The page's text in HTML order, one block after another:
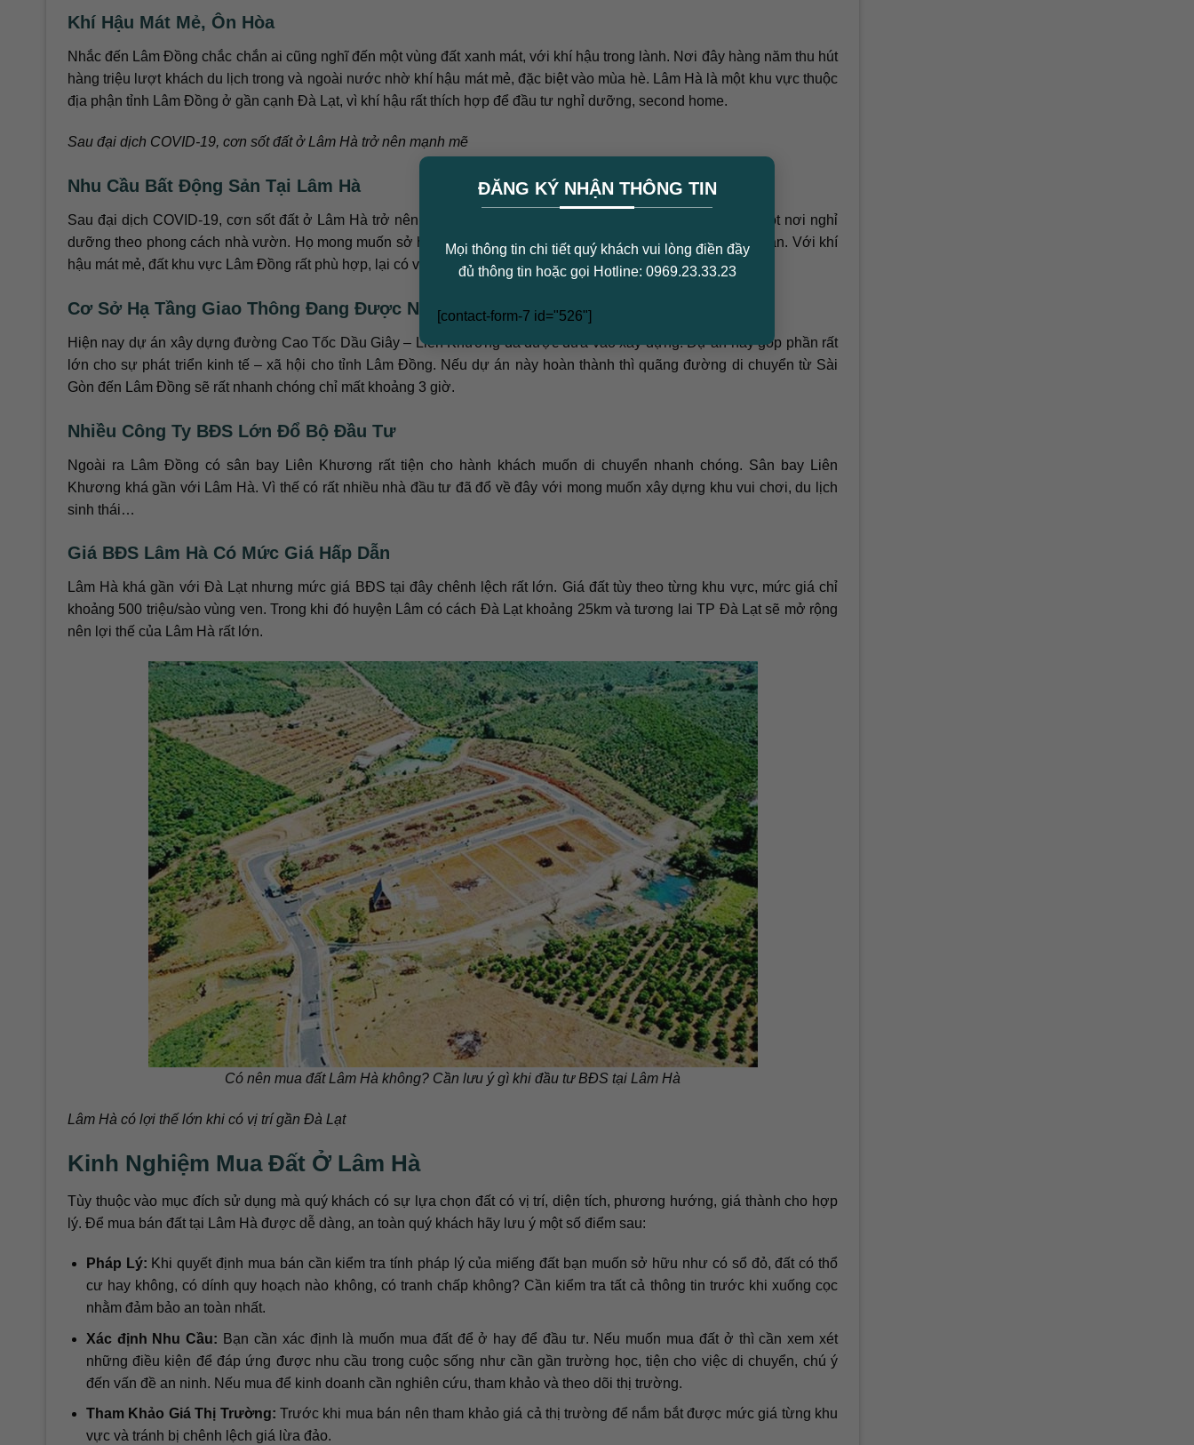
ĐĂNG KÝ NHẬN THÔNG TIN
Mọi thông tin chi tiết quý khách vui lòng điền đầy
đủ thông tin hoặc gọi Hotline: 0969.23.33.23
[contact-form-7 id="526"]
Khí Hậu Mát Mẻ, Ôn Hòa
Nhắc đến Lâm Đồng chắc chắn ai cũng nghĩ đến một vùng đất xanh mát, với khí hậu trong lành. Nơi đây hàng năm thu hút
hàng triệu lượt khách du lịch trong và ngoài nước nhờ khí hậu mát mẻ, đặc biệt vào mùa hè. Lâm Hà là một khu vực thuộc
địa phận tỉnh Lâm Đồng ở gần cạnh Đà Lạt, vì khí hậu rất thích hợp để đầu tư nghỉ dưỡng, second home.
Sau đại dịch COVID-19, cơn sốt đất ở Lâm Hà trở nên mạnh mẽ
Nhu Cầu Bất Động Sản Tại Lâm Hà
Sau đại dịch COVID-19, cơn sốt đất ở Lâm Hà trở nên mạnh mẽ. Người dân ở thành phố có xu hướng tìm một nơi nghỉ
dưỡng theo phong cách nhà vườn. Họ mong muốn sở hữu một ngôi nhà thứ hai để nghỉ ngơi, thư giãn cuối tuần. Với khí
hậu mát mẻ, đất khu vực Lâm Đồng rất phù hợp, lại có vị trí gần TPHCM rất thuận tiện cho việc di chuyển.
Cơ Sở Hạ Tầng Giao Thông Đang Được Nâng Cấp
Hiện nay dự án xây dựng đường Cao Tốc Dầu Giây – Liên Khương đã được đưa vào xây dựng. Dự án này góp phần rất
lớn cho sự phát triển kinh tế – xã hội cho tỉnh Lâm Đồng. Nếu dự án này hoàn thành thì quãng đường di chuyển từ Sài
Gòn đến Lâm Đồng sẽ rất nhanh chóng chỉ mất khoảng 3 giờ.
Nhiều Công Ty BĐS Lớn Đổ Bộ Đầu Tư
Ngoài ra Lâm Đồng có sân bay Liên Khương rất tiện cho hành khách muốn di chuyển nhanh chóng. Sân bay Liên
Khương khá gần với Lâm Hà. Vì thế có rất nhiều nhà đầu tư đã đổ về đây với mong muốn xây dựng khu vui chơi, du lịch
sinh thái…
Giá BĐS Lâm Hà Có Mức Giá Hấp Dẫn
Lâm Hà khá gần với Đà Lạt nhưng mức giá BĐS tại đây chênh lệch rất lớn. Giá đất tùy theo từng khu vực, mức giá chỉ
khoảng 500 triệu/sào vùng ven. Trong khi đó huyện Lâm có cách Đà Lạt khoảng 25km và tương lai TP Đà Lạt sẽ mở rộng
nên lợi thế của Lâm Hà rất lớn.
Có nên mua đất Lâm Hà không? Cần lưu ý gì khi đầu tư BĐS tại Lâm Hà
Lâm Hà có lợi thế lớn khi có vị trí gần Đà Lạt
Kinh Nghiệm Mua Đất Ở Lâm Hà
Tùy thuộc vào mục đích sử dụng mà quý khách có sự lựa chọn đất có vị trí, diện tích, phương hướng, giá thành cho hợp
lý. Để mua bán đất tại Lâm Hà được dễ dàng, an toàn quý khách hãy lưu ý một số điểm sau:
Pháp Lý: Khi quyết định mua bán cần kiểm tra tính pháp lý của miếng đất bạn muốn sở hữu như có sổ đỏ, đất có thổ
cư hay không, có dính quy hoạch nào không, có tranh chấp không? Cần kiểm tra tất cả thông tin trước khi xuống cọc
nhằm đảm bảo an toàn nhất.
Xác định Nhu Cầu: Bạn cần xác định là muốn mua đất để ở hay để đầu tư. Nếu muốn mua đất ở thì cần xem xét
những điều kiện để đáp ứng được nhu cầu trong cuộc sống như cần gần trường học, tiện cho việc di chuyển, chú ý
đến vấn đề an ninh. Nếu mua để kinh doanh cần nghiên cứu, tham khảo và theo dõi thị trường.
Tham Khảo Giá Thị Trường: Trước khi mua bán nên tham khảo giá cả thị trường để nắm bắt được mức giá từng khu
vực và tránh bị chênh lệch giá lừa đảo.